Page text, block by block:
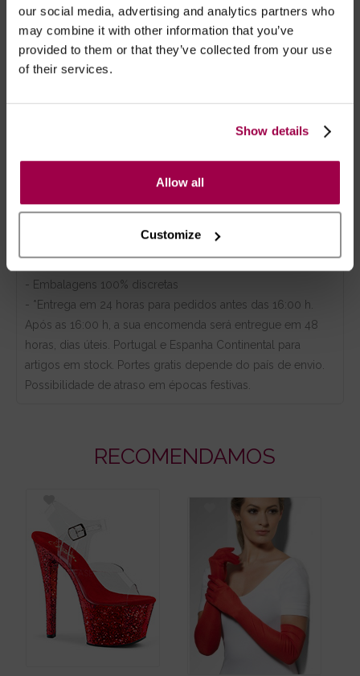
our social media, advertising and analytics partners who
may combine it with other information that you’ve
provided to them or that they’ve collected from your use
of their services.
Show details
Allow all
Customize
Design moderno e marcante
Barbatanas verticais para um efeito
modelador e estruturado
Correntes douradas decorativas a realçar o
para conforto e adaptação total
- Embalagens 100% discretas
- *Entrega em 24 horas para pedidos antes das 16:00 h.
Após as 16:00 h, a sua encomenda será entregue em 48
horas, dias úteis. Portugal e Espanha Continental para
artigos em stock. Portes gratis depende do país de envio.
Possibilidade de atraso em épocas festivas.
RECOMENDAMOS